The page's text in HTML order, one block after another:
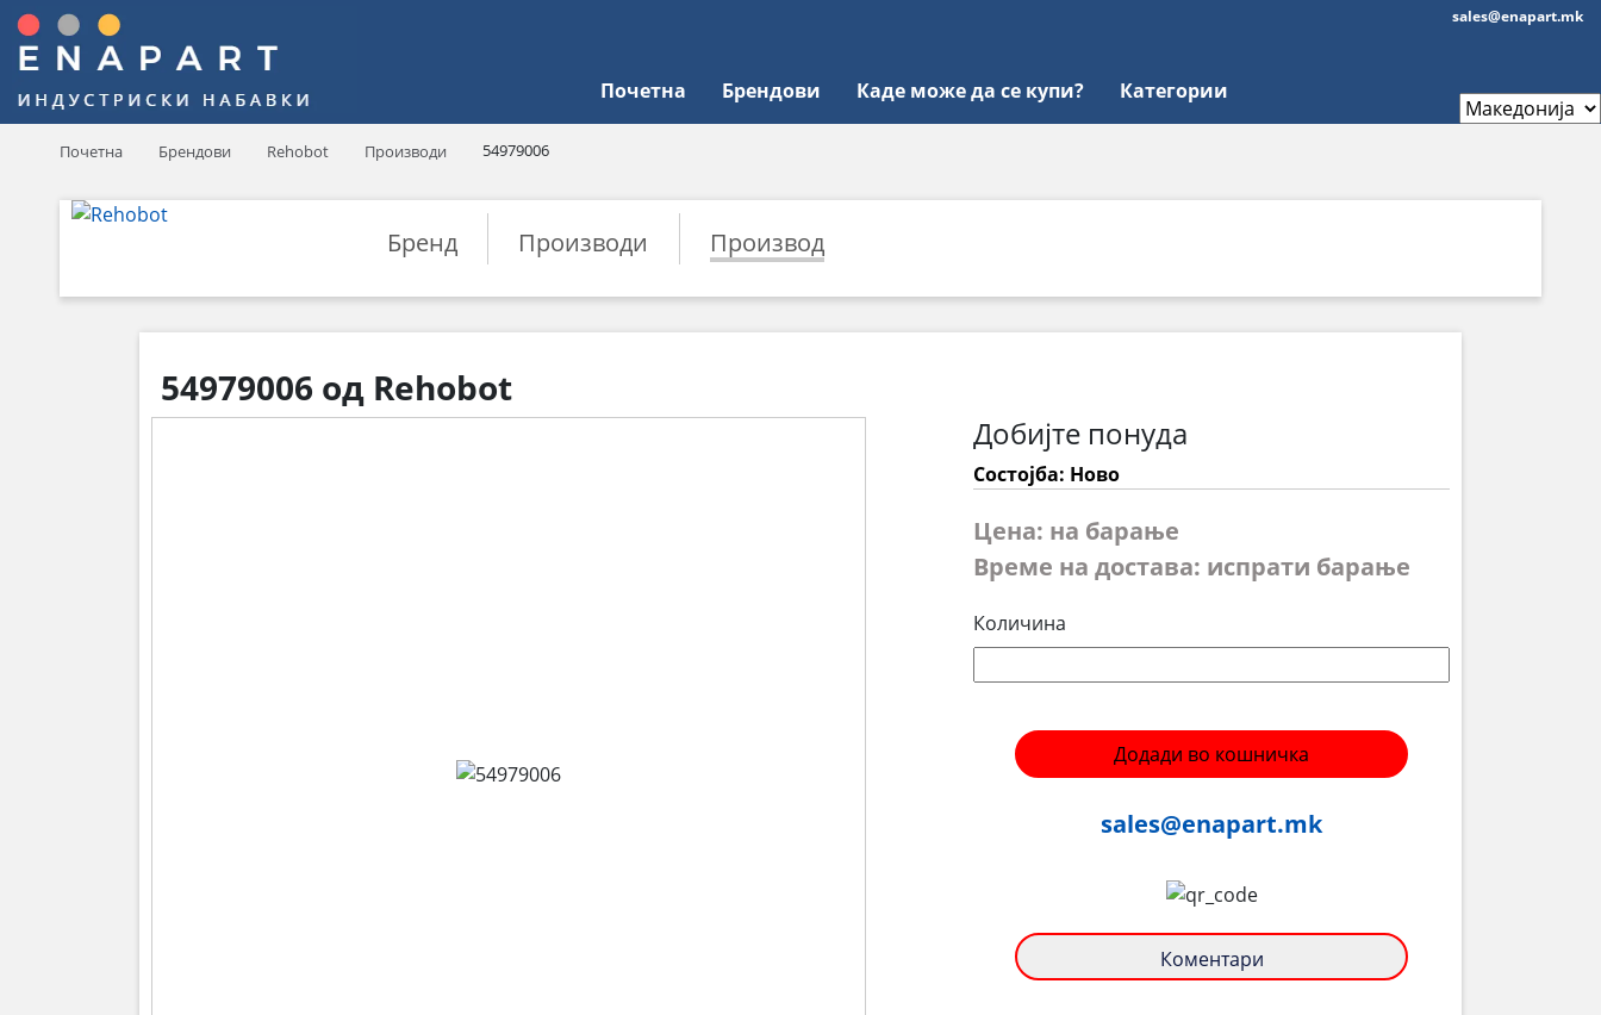
Почетна Брендови Каде може да се купи? Категории
sales@enapart.mk
Почетна Брендови Rehobot Производи 54979006
Бренд Производи Производ
54979006 од Rehobot
Добијте понуда
Состојба: Ново
Цена: на барање
Време на достава: испрати барање
Количина
Додади во кошничка
sales@enapart.mk
Коментари